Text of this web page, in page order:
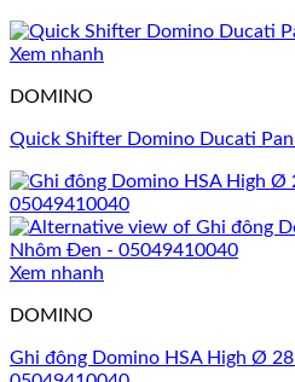
Xem nhanh
DOMINO
Quick Shifter Domino Ducati
Xem nhanh
DOMINO
Ghi đông Domino HSA High Ø